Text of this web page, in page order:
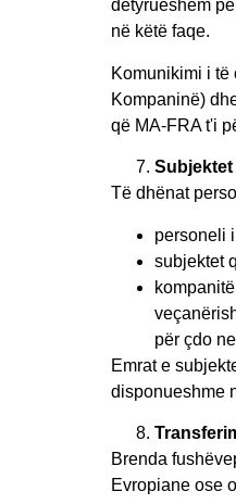
detyrueshëm
në këtë faqe.
Komunikimi i të
Kompaninë)
që MA-FRA t'i
Të dhënat
personeli
subjektet
për çdo
Emrat e
disponueshme
Brenda
Evropiane ose